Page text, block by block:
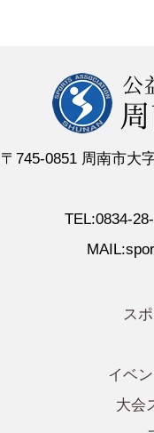
〒745-0851 周南市大
TEL:0834-
ス
イベ
大会